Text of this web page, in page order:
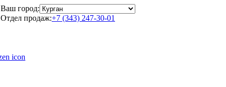
Ваш город:
Отдел продаж:+7 (343) 247-30-01